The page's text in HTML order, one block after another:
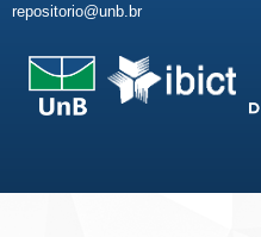
repositorio@unb.br